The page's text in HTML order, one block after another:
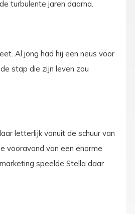
turbulente jaren daarna.
Al jong had hij een neus voor
stap die zijn leven zou
letterlijk vanuit de schuur van
vooravond van een enorme
speelde Stella daar